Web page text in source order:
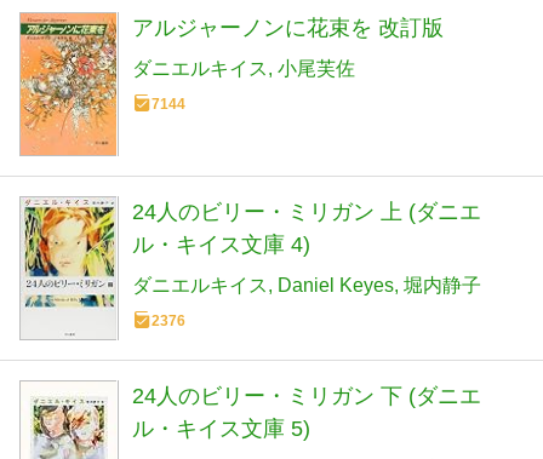
アルジャーノンに花束を 改訂版
ダニエルキイス 小尾芙佐
7144
24人のビリー・ミリガン 上 (ダニエ
ル・キイス文庫 4)
ダニエルキイス Daniel Keyes 堀内静子
2376
24人のビリー・ミリガン 下 (ダニエ
ル・キイス文庫 5)